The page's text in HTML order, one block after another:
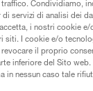
traffico. Condividiamo,
di servizi di analisi dei
i nostri cookie
siti. I cookie e/o
revocare il proprio
inferiore del Sito
in nessun caso tale